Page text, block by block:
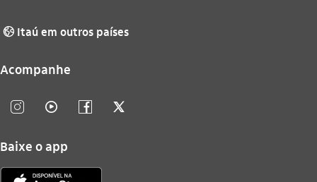
globo_outline Itaú em outros países
Acompanhe
instagram_outline video_outline facebook_outline twitter_outline
Baixe o app